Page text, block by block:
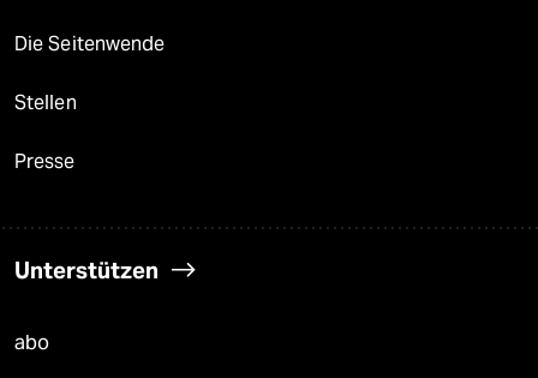
Die Seitenwende
Stellen
Presse
Unterstützen
abo